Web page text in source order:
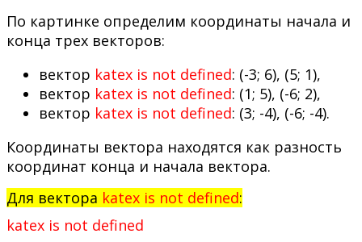
По картинке определим координаты начала и
конца трех векторов:
вектор katex is not defined: (-3; 6), (5; 1),
вектор katex is not defined: (1; 5), (-6; 2),
вектор katex is not defined: (3; -4), (-6; -4).
Координаты вектора находятся как разность
координат конца и начала вектора.
Для вектора katex is not defined:
katex is not defined